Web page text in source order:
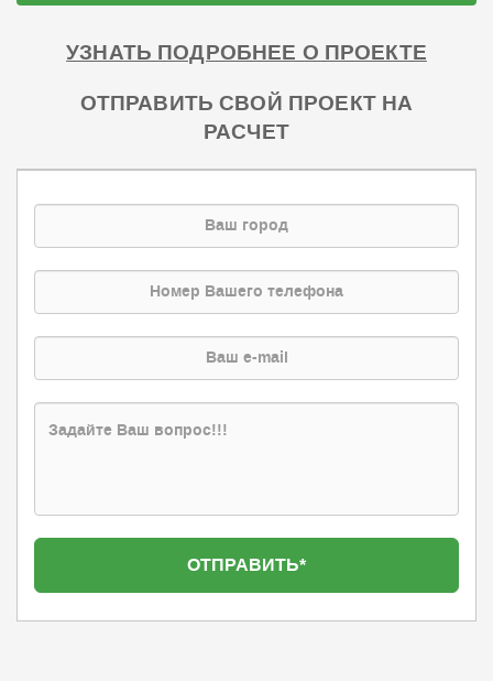
УЗНАТЬ ПОДРОБНЕЕ О ПРОЕКТЕ
ОТПРАВИТЬ СВОЙ ПРОЕКТ НА
РАСЧЕТ